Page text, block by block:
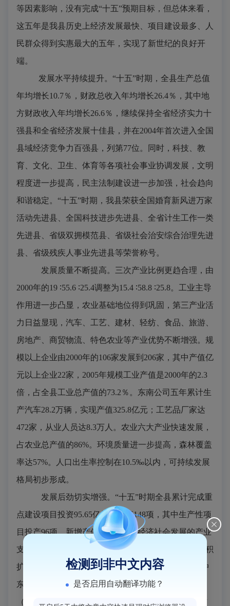
等因素影响，没有完成“十五”预期目标，但总体来看，
这五年是我县历史上经济发展最快、项目建设最多、人
民群众得到实惠最大的五年，实现了新世纪的良好开
端。
发展水平持续提升。 “十五”时期，全县生产总值
年均增长10.7％，财政总收入年均增长26.4％，其中地
方财政收入年均增长26.6％，继续保持全省经济实力十
强县和全省经济发展十佳县，并在2004年首次进入全国
县域经济竞争力百强县，列第77位。同时，科技、教
育、文化、卫生、体育等各项社会事业协调发展，文明
程度进一步提高，民主法制建设进一步加强，社会趋向
和谐稳定。“十五”时期，我县荣获全国婚育新风进万家
活动先进县、全国科技进步先进县、全省计生工作一类
先进县、省级双拥模范县、省级社会治安综合治理先进
县、省级残疾人事业先进县等荣誉称号。
发展质量不断提高。 三次产业比例更趋合理，由
2000年的19 ∶55.6 ∶25.4调整为15.4 ∶58.8 ∶25.8。工业主导
作用进一步凸显，农业基础地位得到巩固，第三产业活
力日益显现，汽车、工艺、建材、轻纺、食品、旅游、
房地产、商贸物流、特色农业等产业优势不断增强。规
模以上企业由2000年的106家发展到 206家，其中产值亿
元以上企业22家， 2005年规模工业产值是2000年的2.3
倍，占全县工业总产值的73.2 ％。东南公司五年累计生
产汽车28.2万辆，实现产值325.8亿元；工艺品厂家达
472家，从业人员达8.3万人。农业六大产业快速发展，
占农业总产值的86%。环境质量进一步提高，森林覆盖
率达57%。人口出生率控制在10.5‰以内，可持续发展
格局初步形成。
发展后劲切实增强。 “十五”时期全县累计完成重
点建设项目投资95.65亿元，投产148项，其中生产性项
目投产96项，新增产值 31.6亿元，经济社会发展的产业
支撑力、项目支撑力进一步增强。青口投资区规划面积
扩展到
平方公里，五年累计引进企业180
多家，其中
东南汽车及其配套厂150家。大学新区累计完成征地
（含市属两所院校）
1.088 万亩，建成安置房23 万平方
检测到非中文内容
是否启用自动翻译功能？